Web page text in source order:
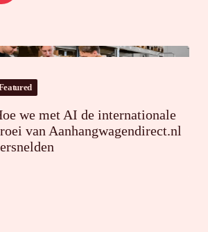
we met AI de internationale
van Aanhangwagendirect.nl